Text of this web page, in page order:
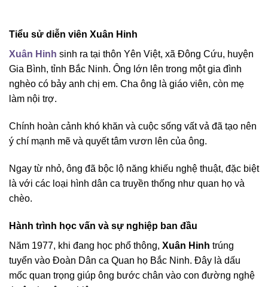
Tiểu sử diễn viên Xuân Hinh
Xuân Hinh sinh ra tại thôn Yên Việt, xã Đông Cứu, huyện
Gia Bình, tỉnh Bắc Ninh. Ông lớn lên trong một gia đình
nghèo có bảy anh chị em. Cha ông là giáo viên, còn mẹ
làm nội trợ.
Chính hoàn cảnh khó khăn và cuộc sống vất vả đã tạo nên
ý chí mạnh mẽ và quyết tâm vươn lên của ông.
Ngay từ nhỏ, ông đã bộc lộ năng khiếu nghệ thuật, đặc biệt
là với các loại hình dân ca truyền thống như quan họ và
chèo.
Hành trình học vấn và sự nghiệp ban đầu
Năm 1977, khi đang học phổ thông, Xuân Hinh trúng
tuyển vào Đoàn Dân ca Quan họ Bắc Ninh. Đây là dấu
mốc quan trọng giúp ông bước chân vào con đường nghệ